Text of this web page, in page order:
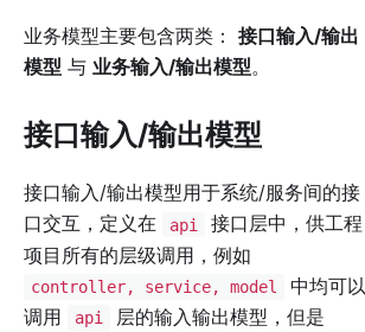
业务模型主要包含两类： 接口输入/输出
模型 与 业务输入/输出模型。
接口输入/输出模型
接口输入/输出模型用于系统/服务间的接
口交互，定义在
api
接口层中，供工程
项目所有的层级调用，例如
controller, service, model
中均可以
调用
api 层的输入输出模型，但是